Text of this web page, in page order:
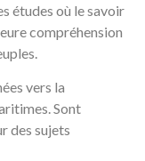
études où le savoir
compréhension
vers la
Sont
des sujets